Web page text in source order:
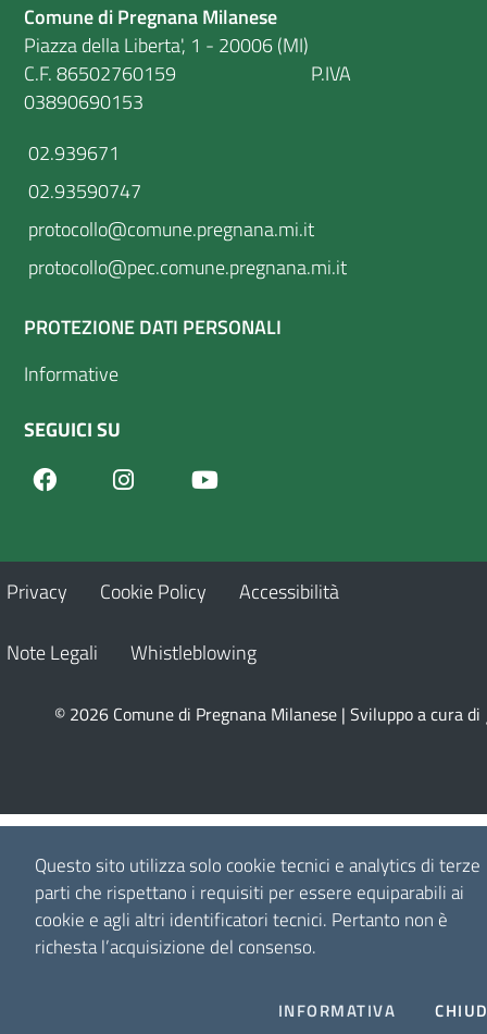
Questo sito utilizza solo cookie tecnici e analytics di terze
parti che rispettano i requisiti per essere equiparabili ai
cookie e agli altri identificatori tecnici. Pertanto non è
richesta l’acquisizione del consenso.
INFORMATIVA
Comune di Pregnana Milanese
Piazza della Liberta', 1 - 20006 (MI)
C.F. 86502760159 P.IVA
03890690153
02.939671
02.93590747
protocollo@comune.pregnana.mi.it
protocollo@pec.comune.pregnana.mi.it
PROTEZIONE DATI PERSONALI
Informative
SEGUICI SU
FacebookInstagram
Privacy Cookie Policy Accessibilità
Note Legali Whistleblowing
© 2026 Comune di Pregnana Milanese | Sviluppo a cura di